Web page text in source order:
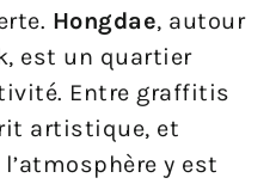
Hongdae, autour
est un quartier
Entre graffitis
artistique, et
y est